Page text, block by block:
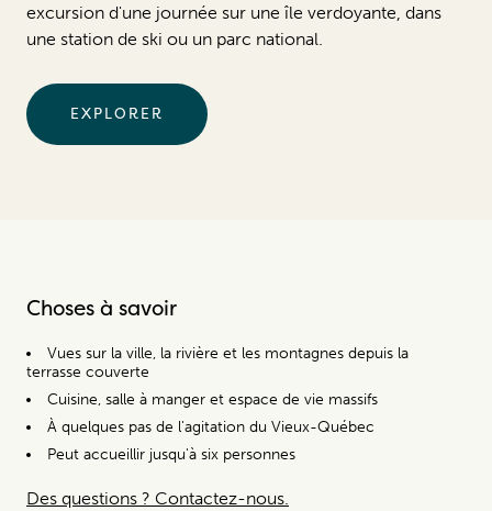
excursion d'une journée sur une île verdoyante, dans
une station de ski ou un parc national.
EXPLORER
Choses à savoir
Vues sur la ville, la rivière et les montagnes depuis la
terrasse couverte
Cuisine, salle à manger et espace de vie massifs
À quelques pas de l'agitation du Vieux-Québec
Peut accueillir jusqu'à six personnes
Des questions ? Contactez-nous.